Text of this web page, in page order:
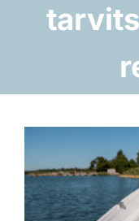
Valmistajat
kuvaa
isompana